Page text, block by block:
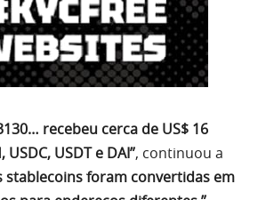
recebeu cerca de US$ 16
USDT e DAI”, continuou a
stablecoins foram convertidas em